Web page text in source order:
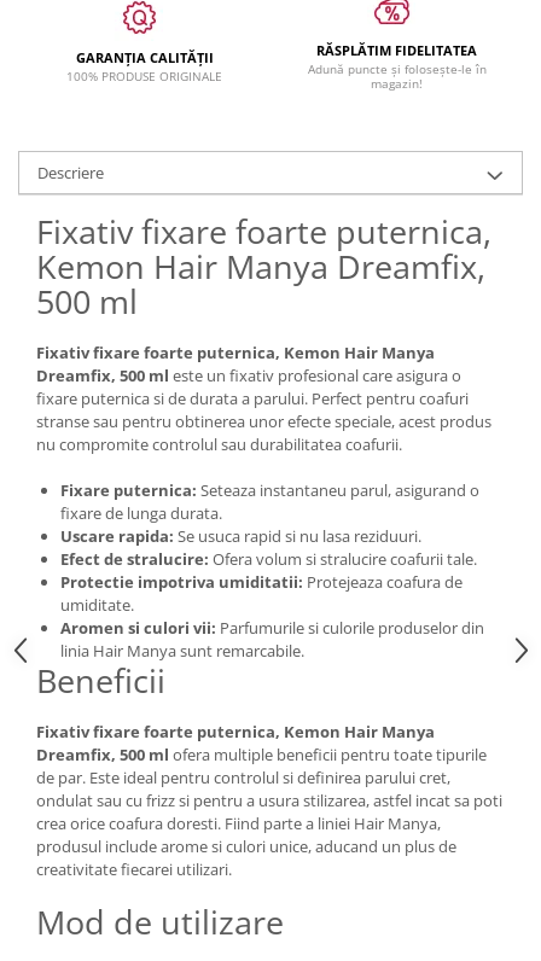
GARANȚIA CALITĂȚII
100% PRODUSE ORIGINALE
RĂSPLĂTIM FIDELITATEA
Adună puncte și folosește-le în
magazin!
Descriere
Fixativ fixare foarte puternica,
Kemon Hair Manya Dreamfix,
500 ml
Fixativ fixare foarte puternica, Kemon Hair Manya
Dreamfix, 500 ml este un fixativ profesional care asigura o
fixare puternica si de durata a parului. Perfect pentru coafuri
stranse sau pentru obtinerea unor efecte speciale, acest produs
nu compromite controlul sau durabilitatea coafurii.
Fixare puternica: Seteaza instantaneu parul, asigurand o
fixare de lunga durata.
Uscare rapida: Se usuca rapid si nu lasa reziduuri.
Efect de stralucire: Ofera volum si stralucire coafurii tale.
Protectie impotriva umiditatii: Protejeaza coafura de
umiditate.
Aromen si culori vii: Parfumurile si culorile produselor din
linia Hair Manya sunt remarcabile.
Beneficii
Fixativ fixare foarte puternica, Kemon Hair Manya
Dreamfix, 500 ml ofera multiple beneficii pentru toate tipurile
de par. Este ideal pentru controlul si definirea parului cret,
ondulat sau cu frizz si pentru a usura stilizarea, astfel incat sa poti
crea orice coafura doresti. Fiind parte a liniei Hair Manya,
produsul include arome si culori unice, aducand un plus de
creativitate fiecarei utilizari.
Mod de utilizare